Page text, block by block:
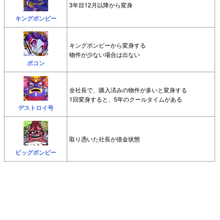
キングボンビー
3年目12月以降から変身
ポコン
キングボンビーから変身する
物件が少ない場合は出ない
デストロイ号
全社長で、購入済みの物件が多いと変身する
1回変身すると、5年のクールタイムがある
ビッグボンビー
取り憑いた社長が借金状態